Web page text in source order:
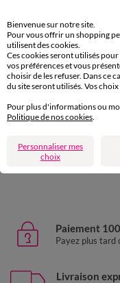
Linge de lit uni
à partir de
-50% dès 2 art
D'autres
Linge de lit
Paiement
Payez plus tard
Livraison
Bienvenue sur notre site.
Pour vous offrir un shopping
utilisent des cookies.
Ces cookies seront utilisés
vos préférences et vous
choisir de les refuser. Dans ce
du site seront utilisés. Vos
Pour plus d'informations ou
Politique de nos cookies.
Personnaliser mes
choix